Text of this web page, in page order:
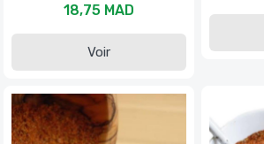
18,75 MAD
Voir